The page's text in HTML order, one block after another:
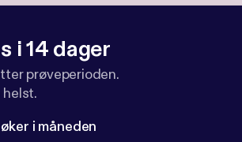
i 14 dager
prøveperioden.
i måneden